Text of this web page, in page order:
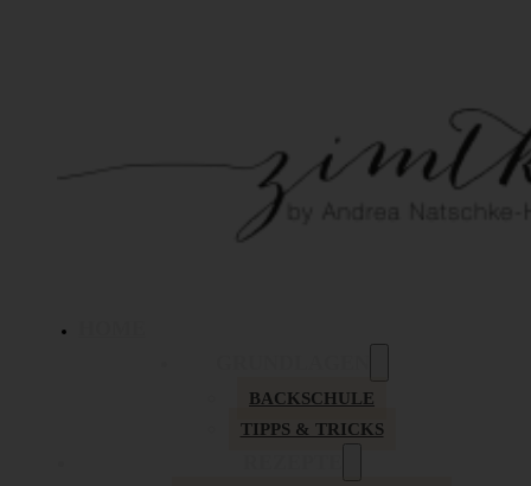
BACKSCHULE
TIPPS & TRICKS